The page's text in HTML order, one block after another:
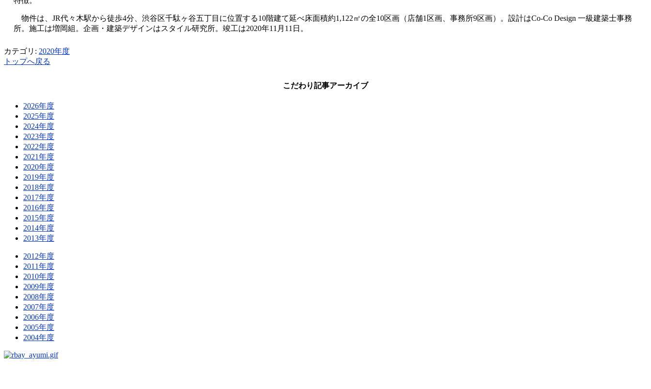
物件は、JR代々木駅から徒歩4分、渋谷区千駄ヶ谷五丁目に位置する10階建て延べ床面積約1,122㎡の全10区画（店舗1区画、事務所9区画）。設計はCo-Co Design 一級建築士事務
所。施工は増岡組。企画・建築デザインはスタイル研究所。竣工は2020年11月11日。
カテゴリ: 2020年度
トップへ戻る
こだわり記事アーカイブ
2026年度
2025年度
2024年度
2023年度
2022年度
2021年度
2020年度
2019年度
2018年度
2017年度
2016年度
2015年度
2014年度
2013年度
2012年度
2011年度
2010年度
2009年度
2008年度
2007年度
2006年度
2005年度
2004年度